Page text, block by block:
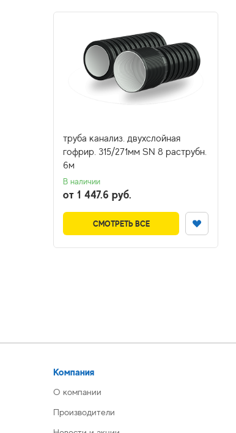
труба канализ. двухслойная
гофрир. 315/271мм SN 8 раструбн.
6м
В наличии
от 1 447.6 руб.
СМОТРЕТЬ ВСЕ
Компания
О компании
Производители